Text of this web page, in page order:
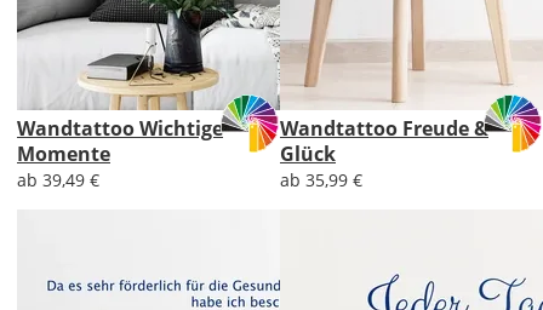
Wandtattoo Wichtige
Momente
ab 39,49 €
Wandtattoo Freude &
Glück
ab 35,99 €